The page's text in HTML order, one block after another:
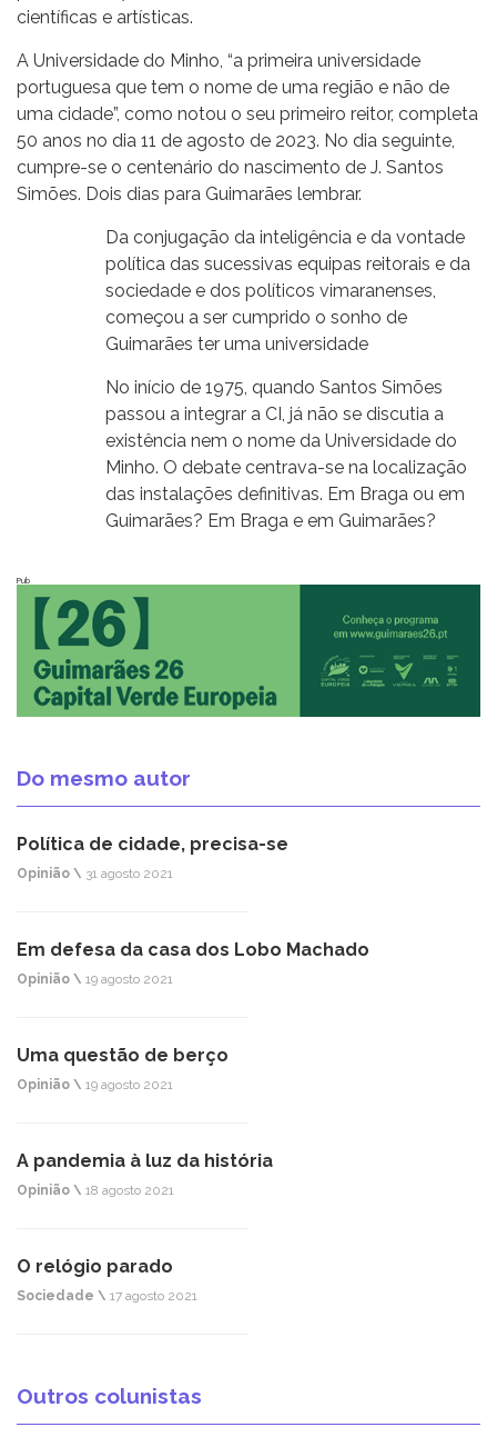
científicas e artísticas.
A Universidade do Minho, “a primeira universidade
portuguesa que tem o nome de uma região e não de
uma cidade”, como notou o seu primeiro reitor, completa
50 anos no dia 11 de agosto de 2023. No dia seguinte,
cumpre-se o centenário do nascimento de J. Santos
Simões. Dois dias para Guimarães lembrar.
Da conjugação da inteligência e da vontade
política das sucessivas equipas reitorais e da
sociedade e dos políticos vimaranenses,
começou a ser cumprido o sonho de
Guimarães ter uma universidade
No início de 1975, quando Santos Simões
passou a integrar a CI, já não se discutia a
existência nem o nome da Universidade do
Minho. O debate centrava-se na localização
das instalações definitivas. Em Braga ou em
Guimarães? Em Braga e em Guimarães?
Pub
Do mesmo autor
Política de cidade, precisa-se
Opinião \ 31 agosto 2021
Em defesa da casa dos Lobo Machado
Opinião \ 19 agosto 2021
Uma questão de berço
Opinião \ 19 agosto 2021
A pandemia à luz da história
Opinião \ 18 agosto 2021
O relógio parado
Sociedade \ 17 agosto 2021
Outros colunistas